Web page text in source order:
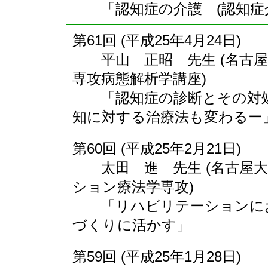
「認知症の介護 (認知症
第61回 (平成25年4月24日)
平山 正昭 先生 (名古屋大
専攻病態解析学講座)
「認知症の診断とその対
知に対する治療法も変わるー
第60回 (平成25年2月21日)
太田 進 先生 (名古屋大学
ション療法学専攻)
「リハビリテーションに
づくりに活かす」
第59回 (平成25年1月28日)